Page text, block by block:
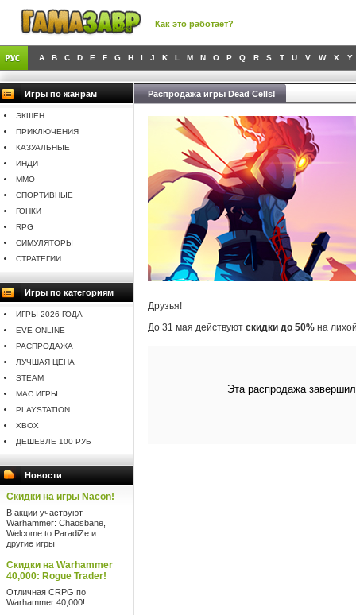
Как это работает?
A B C D E F G H I J K L M N O P Q R S T U V W X Y
Игры по жанрам
ЭКШЕН
ПРИКЛЮЧЕНИЯ
КАЗУАЛЬНЫЕ
ИНДИ
MMO
СПОРТИВНЫЕ
ГОНКИ
RPG
СИМУЛЯТОРЫ
СТРАТЕГИИ
Игры по категориям
ИГРЫ 2026 ГОДА
EVE ONLINE
РАСПРОДАЖА
ЛУЧШАЯ ЦЕНА
STEAM
MAC ИГРЫ
PLAYSTATION
XBOX
ДЕШЕВЛЕ 100 РУБ
Новости
Скидки на игры Nacon!
В акции участвуют
Warhammer: Chaosbane,
Welcome to ParadiZe и
другие игры
Скидки на Warhammer
40,000: Rogue Trader!
Отличная CRPG по
Warhammer 40,000!
Распродажа игры Dead Cells!
Друзья!
До 31 мая действуют скидки до 50% на
Эта распродажа